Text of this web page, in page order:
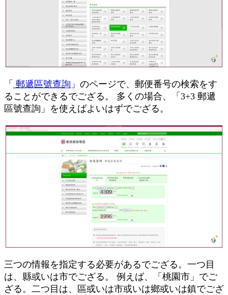
「 郵遞區號查詢 」のページで、郵便番号の検索をす
ることができるでござる。 多くの場合、「3+3 郵遞
區號查詢」を使えばよいはずでござる。
三つの情報を指定する必要があるでござる。一つ目
は、縣或いは市でござる。 例えば、「桃園市」でご
ざる。二つ目は、區或いは市或いは鄉或いは鎮でござ